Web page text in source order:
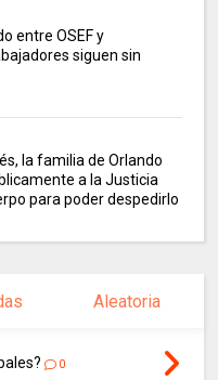
entre OSEF y
siguen sin
la familia de Orlando
a la Justicia
para poder despedirlo
Aleatoria
0